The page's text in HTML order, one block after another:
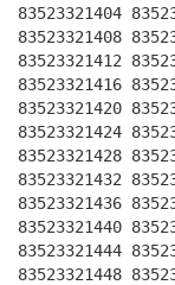
83523321404
83523321408
83523321412
83523321416
83523321420
83523321424
83523321428
83523321432
83523321436
83523321440
83523321444
83523321448